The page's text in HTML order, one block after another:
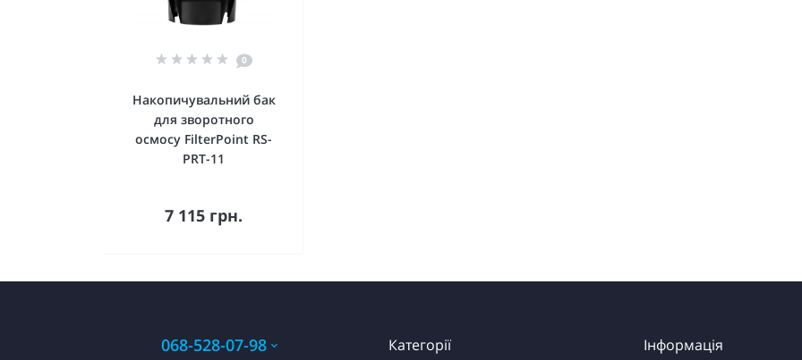
0
Накопичувальний бак
для зворотного
осмосу FilterPoint RS-
PRT-11
7 115 грн.
Купити
068-528-07-98 Категорії Інформація